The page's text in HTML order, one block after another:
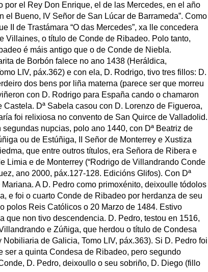
el Rey Don Enrique, el de las Mercedes, en el año
el Bueno, IV Señor de San Lúcar de Barrameda”. Como
II de Trastámara “O das Mercedes”, xa lle concedera
Villaines, o título de Conde de Ribadeo. Polo tanto,
é máis antigo que o de Conde de Niebla.
de Borbón falece no ano 1438 (Heráldica,
LIV, páx.362) e con ela, D. Rodrigo, tivo tres fillos: D.
dos bens por liña materna (parece ser que morreu
con D. Rodrigo para España cando o chamaron
Castela. Dª Sabela casou con D. Lorenzo de Figueroa,
foi relixiosa no convento de San Quirce de Valladolid.
nupcias, polo ano 1440, con Dª Beatriz de
ou de Estúñiga, II Señor de Monterrey e Xustiza
que entre outros títulos, era Señora de Ribera e
Limia e de Monterrey (“Rodrigo de Villandrando Conde
ano 2000, páx.127-128. Edicións Glifos). Con Dª
A D. Pedro como primoxénito, deixoulle tódolos
e foi o cuarto Conde de Ribadeo por herdanza de seu
polos Reis Católicos o 20 Marzo de 1484. Estivo
que non tivo descendencia. D. Pedro, testou en 1516,
e Zúñiga, que herdou o título de Condesa
de Galicia, Tomo LIV, páx.363). Si D. Pedro foi
ser a quinta Condesa de Ribadeo, pero segundo
D. Pedro, deixoullo o seu sobriño, D. Diego (fillo